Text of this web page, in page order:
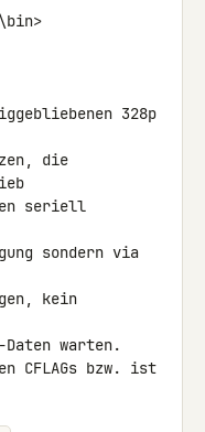
328p
die
seriell
sondern via
kein
warten.
CFLAGs bzw. ist